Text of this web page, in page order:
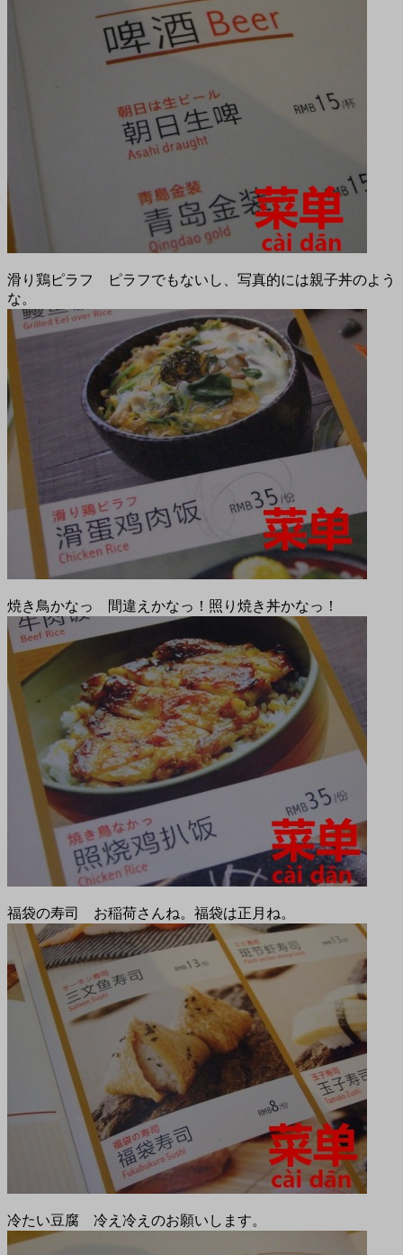
滑り鶏ピラフ ピラフでもないし、写真的には親子丼のよう
な。
焼き鳥かなっ 間違えかなっ！照り焼き丼かなっ！
福袋の寿司 お稲荷さんね。福袋は正月ね。
冷たい豆腐 冷え冷えのお願いします。